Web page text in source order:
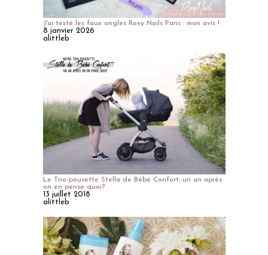
J'ai testé les faux ongles Roxy Nails Paris : mon avis !
8 janvier 2026
alittleb
Le Trio-pousette Stella de Bébé Confort, un an après
on en pense quoi?
13 juillet 2018
alittleb